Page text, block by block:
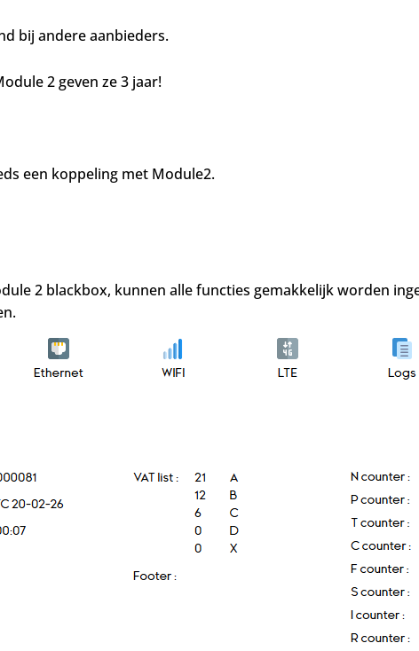
bij andere aanbieders.
2 geven ze 3 jaar!
een koppeling met Module2.
2 blackbox, kunnen alle functies gemakkelijk worden